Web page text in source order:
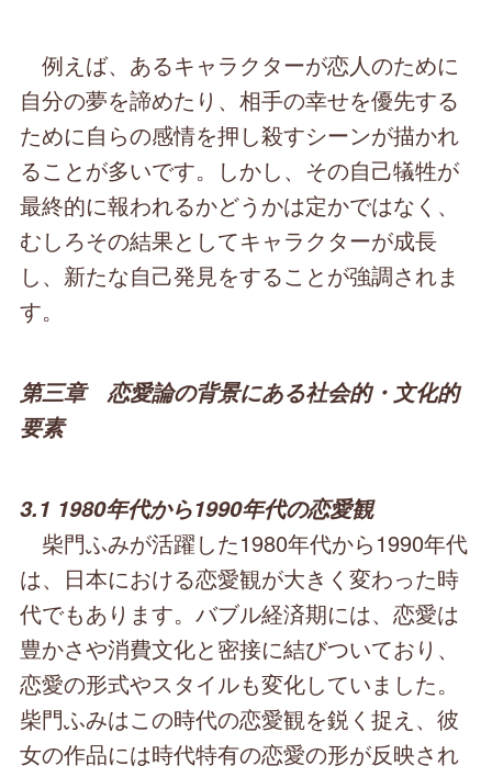
例えば、あるキャラクターが恋人のために
自分の夢を諦めたり、相手の幸せを優先する
ために自らの感情を押し殺すシーンが描かれ
ることが多いです。しかし、その自己犠牲が
最終的に報われるかどうかは定かではなく、
むしろその結果としてキャラクターが成長
し、新たな自己発見をすることが強調されま
す。
第三章 恋愛論の背景にある社会的・文化的
要素
3.1 1980年代から1990年代の恋愛観
柴門ふみが活躍した1980年代から1990年代
は、日本における恋愛観が大きく変わった時
代でもあります。バブル経済期には、恋愛は
豊かさや消費文化と密接に結びついており、
恋愛の形式やスタイルも変化していました。
柴門ふみはこの時代の恋愛観を鋭く捉え、彼
女の作品には時代特有の恋愛の形が反映され